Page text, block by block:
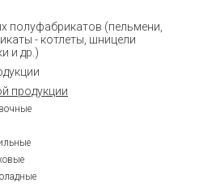
полуфабрикатов (пельмени,
- котлеты, шницели
и др.)
продукции